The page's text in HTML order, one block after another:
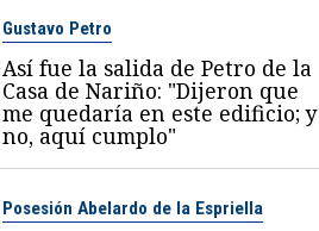
Gustavo Petro
Así fue la salida de Petro de la
Casa de Nariño: "Dijeron que
me quedaría en este edificio; y
no, aquí cumplo"
Posesión Abelardo de la Espriella